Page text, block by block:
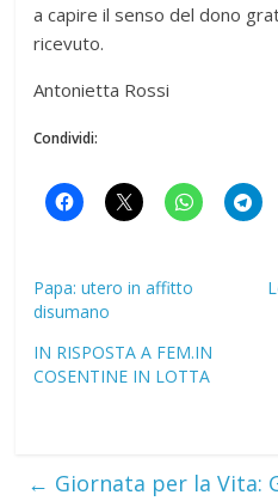
a capire il senso del dono
ricevuto.
Antonietta Rossi
Condividi:
Papa: utero in affitto
disumano
IN RISPOSTA A FEM.IN
COSENTINE IN LOTTA
← Giornata per la Vita: